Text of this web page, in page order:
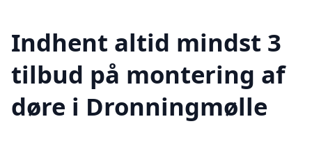
Indhent altid mindst 3
tilbud på montering af
døre i Dronningmølle